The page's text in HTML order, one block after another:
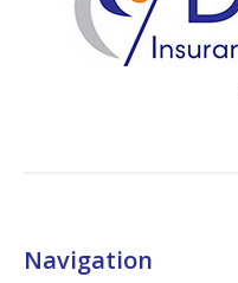
Navigation